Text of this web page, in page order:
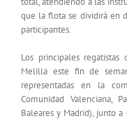
que la flota se dividirá en
participantes.
Los principales
Melilla este fin de
representadas en la
Comunidad Valenciana,
Baleares y Madrid), junto